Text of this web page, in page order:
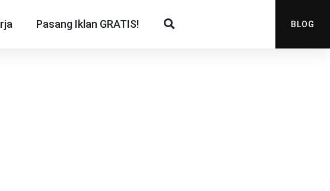
Pasang Iklan GRATIS! BLOG